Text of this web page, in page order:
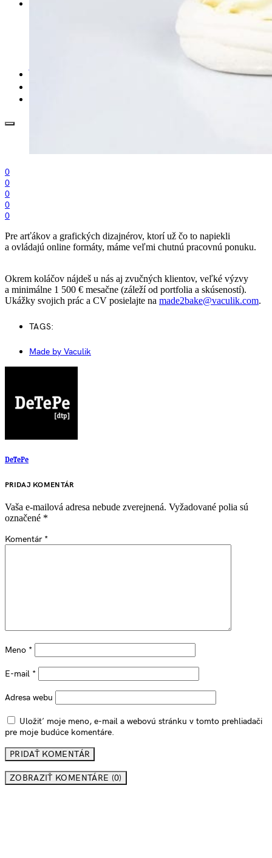
0
0
0
0
0
Pre arťákov a grafických dizajnérov, ktorí už čo to napiekli
a ovládajú online formáty, máme veľmi chutnú pracovnú ponuku.
Okrem koláčov nájdeš u nás aj zvučných klientov, veľké výzvy
a minimálne 1 500 € mesačne (záleží od portfolia a skúseností).
Ukážky svojich prác a CV posielajte na made2bake@vaculik.com.
TAGS:
Made by Vaculik
DeTePe
PRIDAJ KOMENTÁR
Vaša e-mailová adresa nebude zverejnená. Vyžadované polia sú
označené *
Komentár *
Meno *
E-mail *
Adresa webu
Uložiť moje meno, e-mail a webovú stránku v tomto prehliadači
pre moje budúce komentáre.
ZOBRAZIŤ KOMENTÁRE (0)